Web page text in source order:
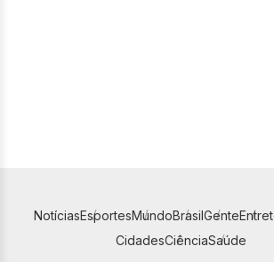
NotíciasEsportesMundoBrasilGente
CidadesCiênciaSaúde